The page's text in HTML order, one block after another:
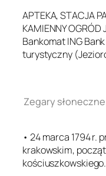
APTEKA, STACJA
KAMIENNY OGRÓD
Bankomat ING
turystyczny
Zegary
• 24 marca 1794 r.
krakowskim,
kościuszkowskiego.